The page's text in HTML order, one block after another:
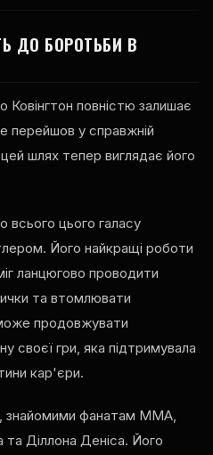
ДО БОРОТЬБИ В
Ковінгтон повністю залишає
перейшов у справжній
шлях тепер виглядає його
цього галасу
Його найкращі роботи
ланцюгово проводити
та втомлювати
може продовжувати
своєї гри, яка підтримувала
кар'єри.
знайомими фанатам MMA,
Діллона Деніса. Його